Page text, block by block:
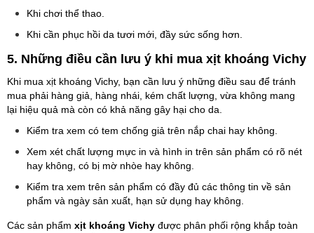
Khi chơi thể thao.
Khi cần phục hồi da tươi mới, đầy sức sống hơn.
5. Những điều cần lưu ý khi mua xịt khoáng Vichy
Khi mua xịt khoáng Vichy, bạn cần lưu ý những điều sau để tránh
mua phải hàng giả, hàng nhái, kém chất lượng, vừa không mang
lại hiệu quả mà còn có khả năng gây hại cho da.
Kiểm tra xem có tem chống giả trên nắp chai hay không.
Xem xét chất lượng mực in và hình in trên sản phẩm có rõ nét
hay không, có bị mờ nhòe hay không.
Kiểm tra xem trên sản phẩm có đầy đủ các thông tin về sản
phẩm và ngày sản xuất, hạn sử dụng hay không.
Các sản phẩm xịt khoáng Vichy được phân phối rộng khắp toàn